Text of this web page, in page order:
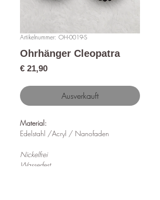
Artikelnummer: OH-0019-S
Ohrhänger Cleopatra
€ 21,90Preis
Ausverkauft
Material:
Edelstahl /Acryl / Nanofaden
Nickelfrei
Wasserfest